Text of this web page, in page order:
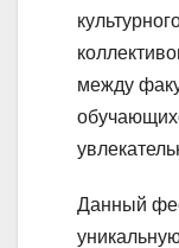
между
Данный